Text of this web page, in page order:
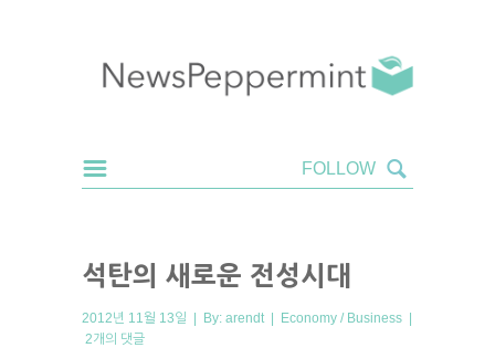
석탄의 새로운 전성시대
2012년 11월 13일 | By: arendt | Economy / Business |
2개의 댓글